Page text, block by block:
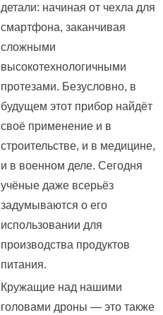
детали: начиная от чехла для
смартфона, заканчивая
сложными
высокотехнологичными
протезами. Безусловно, в
будущем этот прибор найдёт
своё применение и в
строительстве, и в медицине,
и в военном деле. Сегодня
учёные даже всерьёз
задумываются о его
использовании для
производства продуктов
питания.
Кружащие над нашими
головами дроны — это также